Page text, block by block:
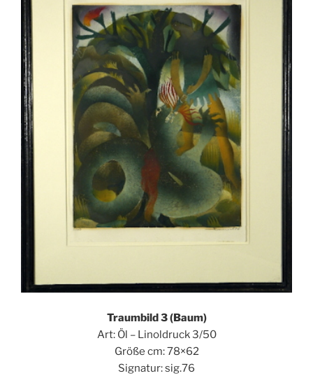
Traumbild 3 (Baum)
Art: Öl – Linoldruck 3/50
Größe cm: 78×62
Signatur: sig.76